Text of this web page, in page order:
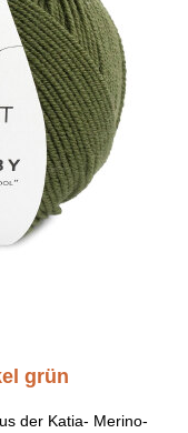
grün
der Katia- Merino-